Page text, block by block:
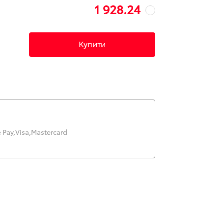
1 928.24
Купити
Visa,Mastercard